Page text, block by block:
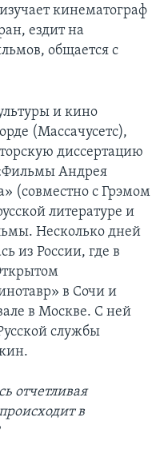
кинематограф
ездит на
общается с
и кино
(Массачусетс),
диссертацию
Андрея
(совместно с Грэмом
литературе и
Несколько дней
из России, где в
в Сочи и
в Москве. С ней
службы
отчетливая
в